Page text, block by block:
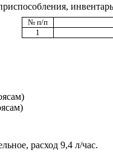
№ п/п
1
расход 9,4 л/час.